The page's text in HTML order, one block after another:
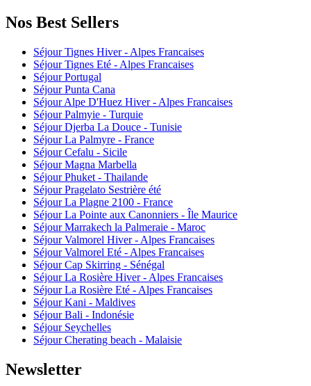
Nos Best Sellers
Séjour Tignes Hiver - Alpes Francaises
Séjour Tignes Eté - Alpes Francaises
Séjour Portugal
Séjour Punta Cana
Séjour Alpe D'Huez Hiver - Alpes Francaises
Séjour Palmyie - Turquie
Séjour Djerba La Douce - Tunisie
Séjour La Palmyre - France
Séjour Cefalu - Sicile
Séjour Magna Marbella
Séjour Phuket - Thailande
Séjour Pragelato Sestrière été
Séjour La Plagne 2100 - France
Séjour La Pointe aux Canonniers - Île Maurice
Séjour Marrakech la Palmeraie - Maroc
Séjour Valmorel Hiver - Alpes Francaises
Séjour Valmorel Eté - Alpes Francaises
Séjour Cap Skirring - Sénégal
Séjour La Rosière Hiver - Alpes Francaises
Séjour La Rosière Eté - Alpes Francaises
Séjour Kani - Maldives
Séjour Bali - Indonésie
Séjour Seychelles
Séjour Cherating beach - Malaisie
Newsletter